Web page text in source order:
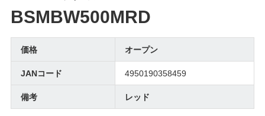
BSMBW500MRD
価格
オープン
JANコード
4950190358459
備考
レッド